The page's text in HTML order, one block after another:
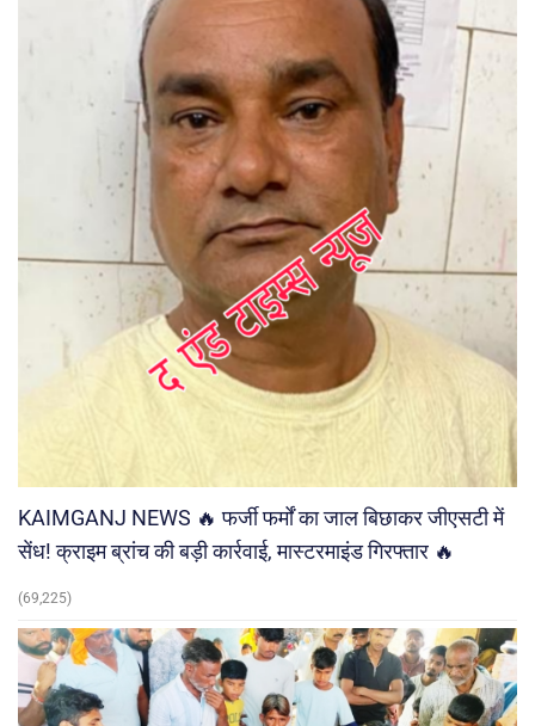
KAIMGANJ NEWS 🔥 फर्जी फर्मों का जाल बिछाकर जीएसटी में
सेंध! क्राइम ब्रांच की बड़ी कार्रवाई, मास्टरमाइंड गिरफ्तार 🔥
(69,225)